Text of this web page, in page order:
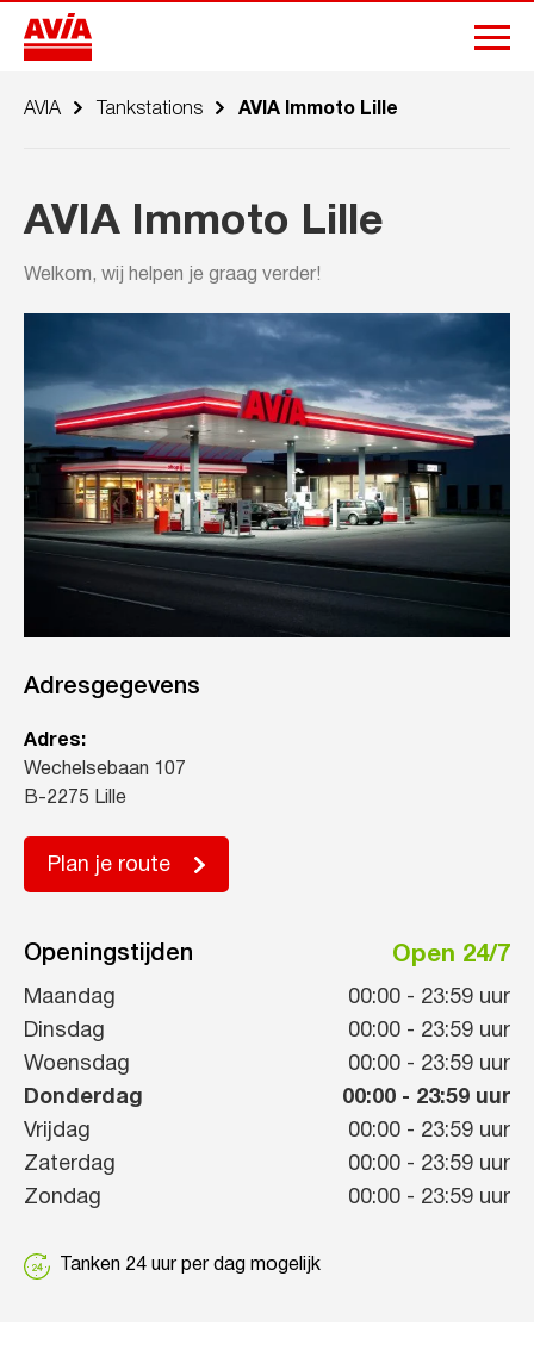
AVIA Tankstations AVIA Immoto Lille
AVIA Immoto Lille
Welkom, wij helpen je graag verder!
Adresgegevens
Adres:
Wechelsebaan 107
B-2275 Lille
Plan je route
Openingstijden Open 24/7
Maandag 00:00 - 23:59 uur
Dinsdag
00:00 - 23:59 uur
Woensdag
00:00 - 23:59 uur
Donderdag
00:00 - 23:59 uur
Vrijdag
00:00 - 23:59 uur
Zaterdag
00:00 - 23:59 uur
Zondag
00:00 - 23:59 uur
Tanken 24 uur per dag mogelijk